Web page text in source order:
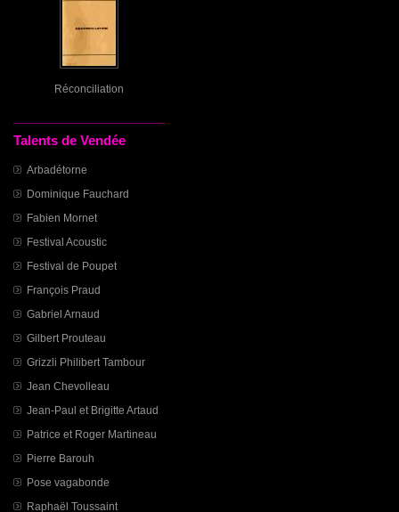
Réconciliation
Talents de Vendée
Arbadétorne
Dominique Fauchard
Fabien Mornet
Festival Acoustic
Festival de Poupet
François Praud
Gabriel Arnaud
Gilbert Prouteau
Grizzli Philibert Tambour
Jean Chevolleau
Jean-Paul et Brigitte Artaud
Patrice et Roger Martineau
Pierre Barouh
Pose vagabonde
Raphaël Toussaint